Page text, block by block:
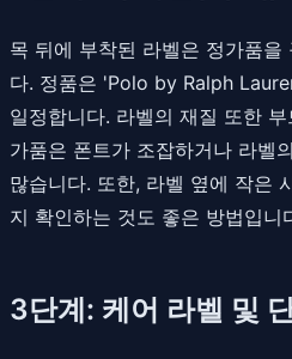
목 뒤에 부착된 라벨은 정가품을
다. 정품은 'Polo by Ralph
일정합니다. 라벨의 재질 또한
가품은 폰트가 조잡하거나 라벨
많습니다. 또한, 라벨 옆에 작은
지 확인하는 것도 좋은 방법입니
3단계: 케어 라벨 및